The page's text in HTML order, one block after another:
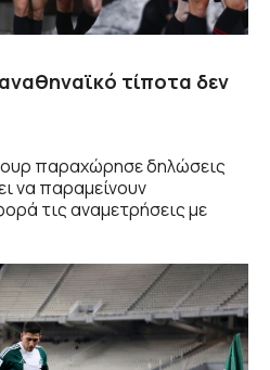
τίποτα δεν
παραχώρησε δηλώσεις
να παραμείνουν
τις αναμετρήσεις με